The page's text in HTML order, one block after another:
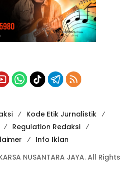
Kode Etik Jurnalistik
Regulation Redaksi
Info Iklan
NUSANTARA JAYA. All Rights